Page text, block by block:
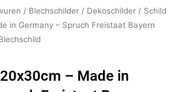
/ Blechschilder / Dekoschilder / Schild
in Germany – Spruch Freistaat Bayern
– Made in